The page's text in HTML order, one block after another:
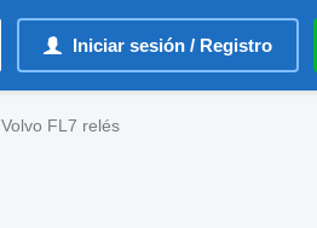
Iniciar sesión / Registro
Volvo FL7 relés